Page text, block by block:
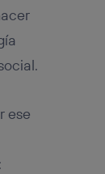
ese